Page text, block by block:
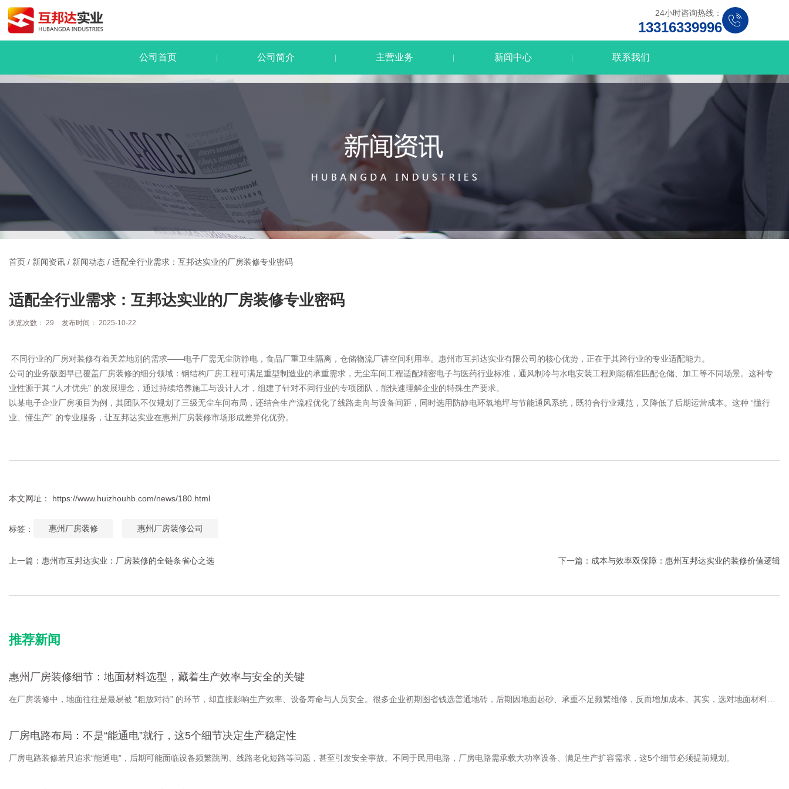
24小时咨询热线：
13316339996
公司首页 | 公司简介 | 主营业务 | 新闻中心 | 联系我们
首页 / 新闻资讯 / 新闻动态 / 适配全行业需求：互邦达实业的厂房装修专业密码
适配全行业需求：互邦达实业的厂房装修专业密码
浏览次数： 29 发布时间： 2025-10-22
不同行业的厂房对装修有着天差地别的需求——电子厂需无尘防静电，食品厂重卫生隔离，仓储物流厂讲空间利用率。惠州市互邦达实业有限公司的核心优势，正在于其跨行业的专业适配能力。
公司的业务版图早已覆盖厂房装修的细分领域：钢结构厂房工程可满足重型制造业的承重需求，无尘车间工程适配精密电子与医药行业标准，通风制冷与水电安装工程则能精准匹配仓储、加工等不同场景。这种专
业性源于其 “人才优先” 的发展理念，通过持续培养施工与设计人才，组建了针对不同行业的专项团队，能快速理解企业的特殊生产要求。
以某电子企业厂房项目为例，其团队不仅规划了三级无尘车间布局，还结合生产流程优化了线路走向与设备间距，同时选用防静电环氧地坪与节能通风系统，既符合行业规范，又降低了后期运营成本。这种 “懂行
业、懂生产” 的专业服务，让互邦达实业在惠州厂房装修市场形成差异化优势。
本文网址： https://www.huizhouhb.com/news/180.html
标签： 惠州厂房装修 惠州厂房装修公司
上一篇： 惠州市互邦达实业：厂房装修的全链条省心之选 下一篇： 成本与效率双保障：惠州互邦达实业的装修价值逻辑
推荐新闻
惠州厂房装修细节：地面材料选型，藏着生产效率与安全的关键
在厂房装修中，地面往往是最易被 “粗放对待” 的环节，却直接影响生产效率、设备寿命与人员安全。很多企业初期图省钱选普通地砖，后期因地面起砂、承重不足频繁维修，反而增加成本。其实，选对地面材料需
厂房电路布局：不是“能通电”就行，这5个细节决定生产稳定性
厂房电路装修若只追求“能通电”，后期可能面临设备频繁跳闸、线路老化短路等问题，甚至引发安全事故。不同于民用电路，厂房电路需承载大功率设备、满足生产扩容需求，这5个细节必须提前规划。